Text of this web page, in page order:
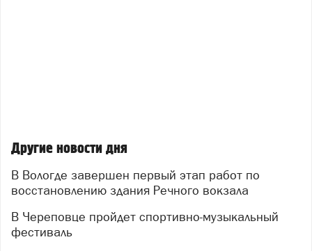
Другие новости дня
В Вологде завершен первый этап работ по
восстановлению здания Речного вокзала
В Череповце пройдет спортивно-музыкальный
фестиваль